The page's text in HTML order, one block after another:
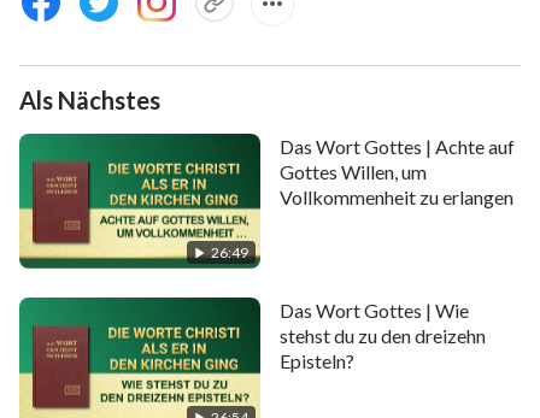
Als Nächstes
26:49
Das Wort Gottes | Achte auf
Gottes Willen, um
Vollkommenheit zu erlangen
Das Wort Gottes | Wie
stehst du zu den dreizehn
Episteln?